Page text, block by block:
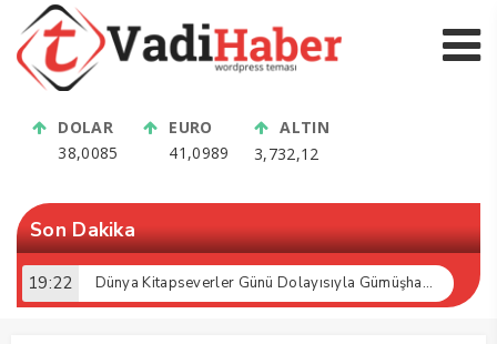
DOLAR
38,0085
EURO
41,0989
ALTIN
3,732,12
Son Dakika
19:22 Dünya Kitapseverler Günü Dolayısıyla Gümüşhane’de Kültür Buluşması Gerçekleştirildi